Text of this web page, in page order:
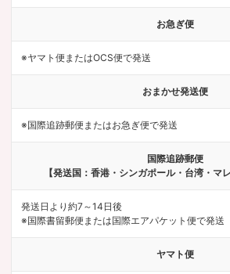
お急ぎ便
※ヤマト便またはOCS便で発送
おまかせ発送便
※国際追跡郵便またはお急ぎ便で発送
国際追跡郵便
【発送国：香港・シンガポール・台湾・マ
発送日より約7～14日後
※国際書留郵便または国際エアパケット便で発送
ヤマト便